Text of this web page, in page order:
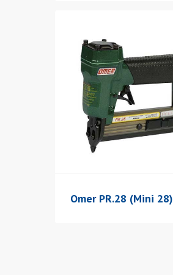
Omer PR.28 (Mini 28)